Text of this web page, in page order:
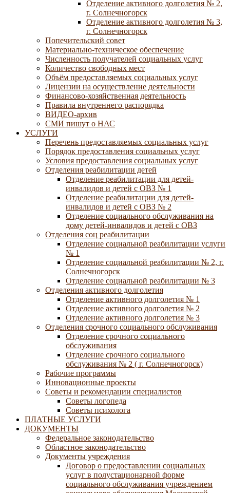
Отделение активного долголетия № 2,
г. Солнечногорск
Отделение активного долголетия № 3,
г. Солнечногорск
Попечительский совет
Материально-техническое обеспечение
Численность получателей социальных услуг
Количество свободных мест
Объём предоставляемых социальных услуг
Лицензии на осуществление деятельности
Финансово-хозяйственная деятельность
Правила внутреннего распорядка
ВИДЕО-архив
СМИ пишут о НАС
УСЛУГИ
Перечень предоставляемых социальных услуг
Порядок предоставления социальных услуг
Условия предоставления социальных услуг
Отделения реабилитации детей
Отделение реабилитации для детей-
инвалидов и детей с ОВЗ № 1
Отделение реабилитации для детей-
инвалидов и детей с ОВЗ № 2
Отделение социального обслуживания на
дому детей-инвалидов и детей с ОВЗ
Отделения соц реабилитации
Отделение социальной реабилитации услуги
№ 1
Отделение социальной реабилитации № 2, г.
Солнечногорск
Отделение социальной реабилитации № 3
Отделения активного долголетия
Отделение активного долголетия № 1
Отделение активного долголетия № 2
Отделение активного долголетия № 3
Отделения срочного социального обслуживания
Отделение срочного социального
обслуживания
Отделение срочного социального
обслуживания № 2 ( г. Солнечногорск)
Рабочие программы
Инновационные проекты
Советы и рекомендации специалистов
Советы логопеда
Советы психолога
ПЛАТНЫЕ УСЛУГИ
ДОКУМЕНТЫ
Федеральное законодательство
Областное законодательство
Документы учреждения
Договор о предоставлении социальных
услуг в полустационарной форме
социального обслуживания учреждением